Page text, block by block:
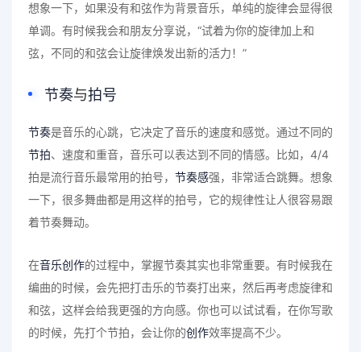
想象一下，如果没有和弦作为背景音乐，单纯的旋律会显得很
单调。有时候我会和朋友分享说，“试着为你的旋律加上和
弦，不同的和弦会让旋律焕发出新的活力！”
节奏与拍号
节奏是音乐的心跳，它决定了音乐的速度和感觉。通过不同的
节拍、速度和重音，音乐可以表达到不同的情感。比如，4/4
拍是流行音乐最常用的拍号， 节奏感强，非常适合跳舞。想象
一下，很多舞曲都是用这样的拍号，它的规律性让人很容易跟
着节奏舞动。
在音乐创作的过程中，掌握节奏其实也非常重要。有时候我在
编曲的时候，会先把打击乐的节奏打出来，然后再考虑旋律和
和弦，这样会给我更强的方向感。你也可以试试看，在你写歌
的时候，先打个节拍，会让你的创作效率提高不少。